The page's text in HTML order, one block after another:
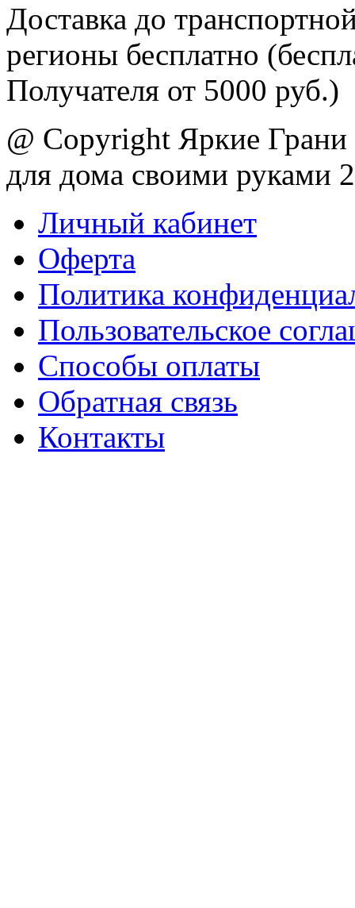
Доставка до
регионы бесплатно
Получателя от 5000 руб.)
@ Copyright Яркие Грани
для дома своими руками
Личный кабинет
Оферта
Политика
Пользовательское
Способы оплаты
Обратная связь
Контакты